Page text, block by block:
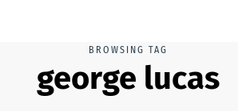
BROWSING TAG
george lucas